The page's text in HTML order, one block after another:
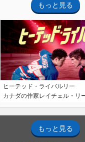
もっと見る
ヒーテッド・ライバルリー
カナダの作家レイチェル・リ
もっと見る